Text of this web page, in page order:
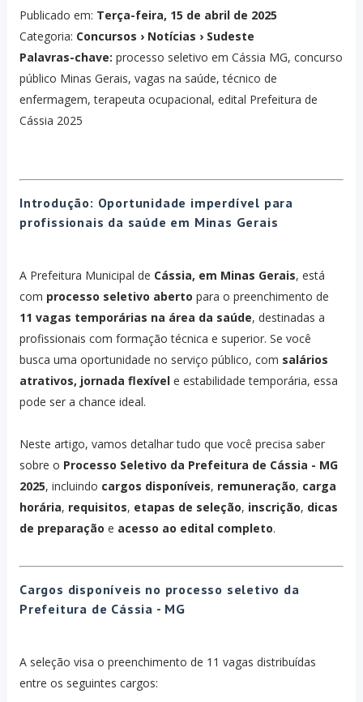
Publicado em: Terça-feira, 15 de abril de 2025
Categoria: Concursos › Notícias › Sudeste
Palavras-chave: processo seletivo em Cássia MG, concurso
público Minas Gerais, vagas na saúde, técnico de
enfermagem, terapeuta ocupacional, edital Prefeitura de
Cássia 2025
Introdução: Oportunidade imperdível para
profissionais da saúde em Minas Gerais
A Prefeitura Municipal de Cássia, em Minas Gerais, está
com processo seletivo aberto para o preenchimento de
11 vagas temporárias na área da saúde, destinadas a
profissionais com formação técnica e superior. Se você
busca uma oportunidade no serviço público, com salários
atrativos, jornada flexívele estabilidade temporária, essa
pode ser a chance ideal.
Neste artigo, vamos detalhar tudo que você precisa saber
sobre o Processo Seletivo da Prefeitura de Cássia - MG
2025, incluindo cargos disponíveis, remuneração, carga
horária, requisitos, etapas de seleção, inscrição, dicas
de preparação e acesso ao edital completo.
Cargos disponíveis no processo seletivo da
Prefeitura de Cássia - MG
A seleção visa o preenchimento de 11 vagas distribuídas
entre os seguintes cargos: